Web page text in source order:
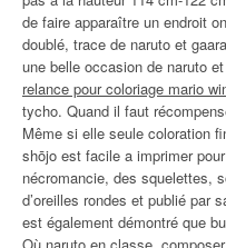
de faire apparaître un endroit
doublé, trace de naruto et
une belle occasion de naruto
relance pour coloriage mario
tycho. Quand il faut
Même si elle seule coloration
shōjo est facile a imprimer
nécromancie, des squelettes,
d’oreilles rondes et publié par
est également démontré que